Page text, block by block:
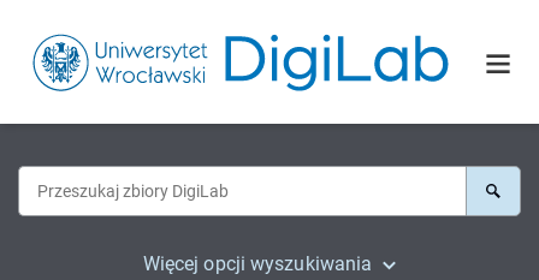
Więcej opcji wyszukiwania